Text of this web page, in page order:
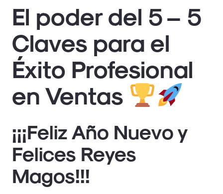
El poder del 5 – 5
Claves para el
Éxito Profesional
en Ventas
¡¡¡Feliz Año Nuevo y
Felices Reyes
Magos!!!